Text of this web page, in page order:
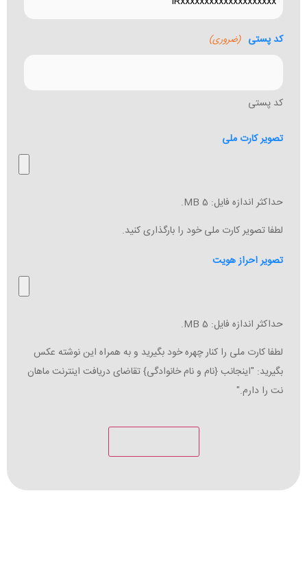
کد پستی (ضروری)
کد پستی
تصویر کارت ملی
حداکثر اندازه فایل: 5 MB.
لطفا تصویر کارت ملی خود را بارگذاری کنید.
تصویر احراز هویت
حداکثر اندازه فایل: 5 MB.
لطفا کارت ملی را کنار چهره خود بگیرید و به همراه این نوشته عکس
بگیرید: "اینجانب {نام و نام خانوادگی} تقاضای دریافت اینترنت ماهان
نت را دارم."